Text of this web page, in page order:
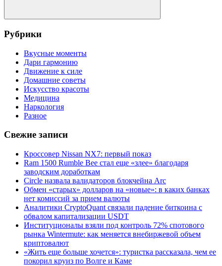
Поиск
Рубрики
Вкусные моменты
Дари гармонию
Движение к силе
Домашние советы
Искусство красоты
Медицина
Наркология
Разное
Свежие записи
Кроссовер Nissan NX7: первый показ
Ram 1500 Rumble Bee стал еще «злее» благодаря
заводским доработкам
Circle назвала валидаторов блокчейна Arc
Обмен «старых» долларов на «новые»: в каких банках
нет комиссий за прием валюты
Аналитики CryptoQuant связали падение биткоина с
обвалом капитализации USDT
Институционалы взяли под контроль 72% спотового
рынка Wintermute: как меняется внебиржевой объем
криптовалют
«Жить еще больше хочется»: туристка рассказала, чем ее
покорил круиз по Волге и Каме